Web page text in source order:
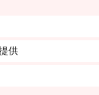
供